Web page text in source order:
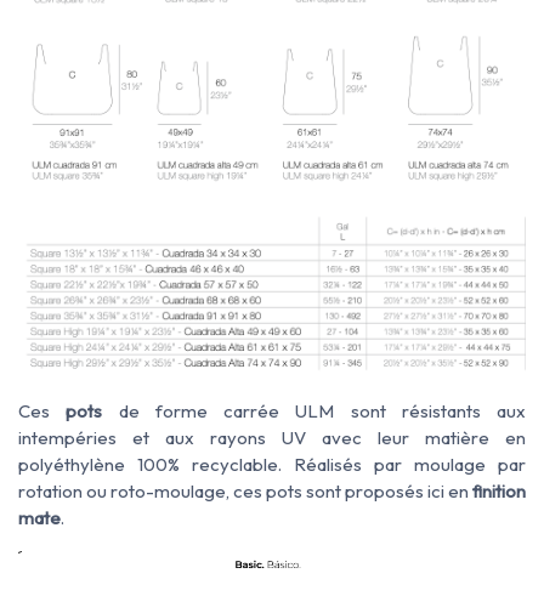
Cespots de forme carrée ULM sont résistants aux
intempéries
et
aux rayons UV avec leur matière en
polyéthylène 100% recyclable. Réalisés par moulage par
rotation ou roto-moulage, ces pots sont proposés ici en finition
mate.